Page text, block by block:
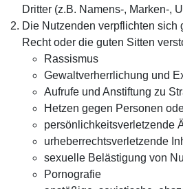
Dritter (z.B. Namens-, Marken-,
Die Nutzenden verpflichten sich
Recht oder die guten Sitten
Rassismus
Gewaltverherrlichung und
Aufrufe und Anstiftung zu
Hetzen gegen Personen
persönlichkeitsverletzende
urheberrechtsverletzende
sexuelle Belästigung von
Pornografie